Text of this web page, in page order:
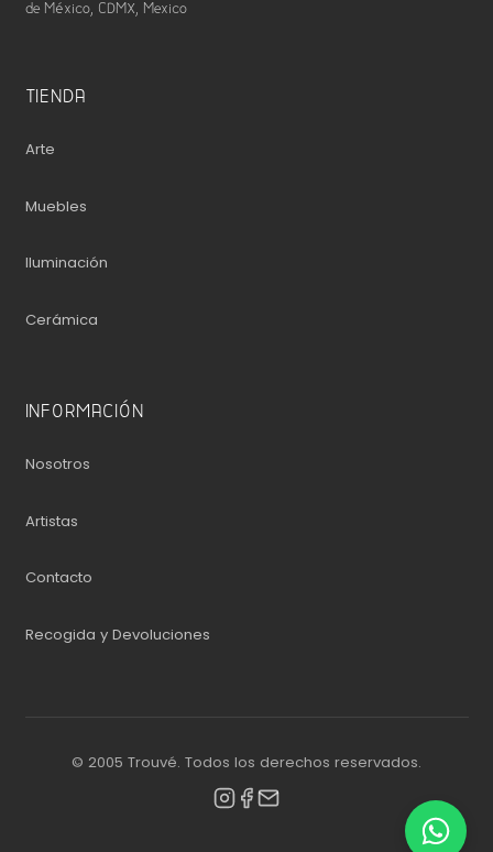
de México, CDMX, Mexico
TIENDA
Arte
Muebles
Iluminación
Cerámica
INFORMACIÓN
Nosotros
Artistas
Contacto
Recogida y Devoluciones
© 2005 Trouvé. Todos los derechos reservados.